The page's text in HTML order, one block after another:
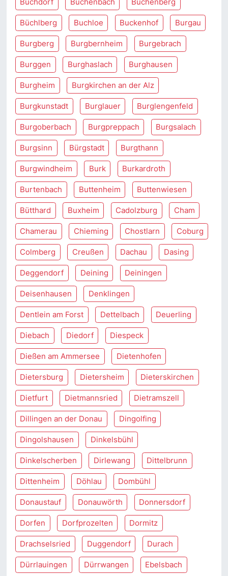
Buchdorf Büchenbach Buchenberg
Büchlberg Buchloe Buckenhof Burgau
Burgberg Burgbernheim Burgebrach
Burggen Burghaslach Burghausen
Burgheim Burgkirchen an der Alz
Burgkunstadt Burglauer Burglengenfeld
Burgoberbach Burgpreppach Burgsalach
Burgsinn Bürgstadt Burgthann
Burgwindheim Burk Burkardroth
Burtenbach Buttenheim Buttenwiesen
Bütthard Buxheim Cadolzburg Cham
Chamerau Chieming Chostlarn Coburg
Colmberg Creußen Dachau Dasing
Deggendorf Deining Deiningen
Deisenhausen Denklingen
Dentlein am Forst Dettelbach Deuerling
Diebach Diedorf Diespeck
Dießen am Ammersee Dietenhofen
Dietersburg Dietersheim Dieterskirchen
Dietfurt Dietmannsried Dietramszell
Dillingen an der Donau Dingolfing
Dingolshausen Dinkelsbühl
Dinkelscherben Dirlewang Dittelbrunn
Dittenheim Döhlau Dombühl
Donaustauf Donauwörth Donnersdorf
Dorfen Dorfprozelten Dormitz
Drachselsried Duggendorf Durach
Dürrlauingen Dürrwangen Ebelsbach